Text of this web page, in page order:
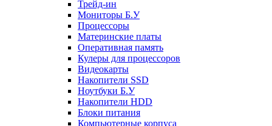
Трейд-ин
Мониторы Б.У
Процессоры
Материнские платы
Оперативная память
Кулеры для процессоров
Видеокарты
Накопители SSD
Ноутбуки Б.У
Накопители HDD
Блоки питания
Компьютерные корпуса